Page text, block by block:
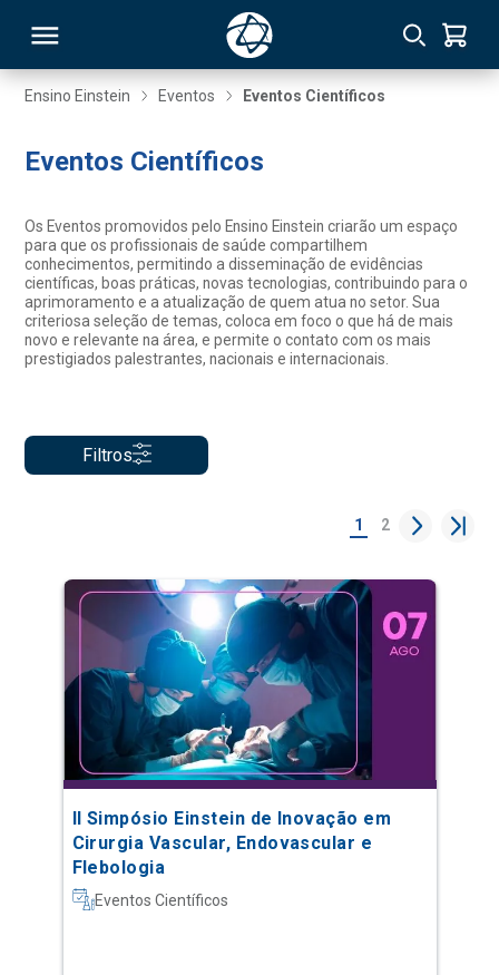
Ensino Einstein Eventos Eventos Científicos
Eventos Científicos
Os Eventos promovidos pelo Ensino Einstein criarão um espaço
para que os profissionais de saúde compartilhem
conhecimentos, permitindo a disseminação de evidências
científicas, boas práticas, novas tecnologias, contribuindo para o
aprimoramento e a atualização de quem atua no setor. Sua
criteriosa seleção de temas, coloca em foco o que há de mais
novo e relevante na área, e permite o contato com os mais
prestigiados palestrantes, nacionais e internacionais.
Filtros
1 2
II Simpósio Einstein de Inovação em
Cirurgia Vascular, Endovascular e
Flebologia
Eventos Científicos